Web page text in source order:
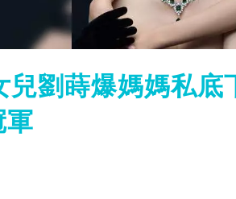
兒劉蒔爆媽媽私底
軍